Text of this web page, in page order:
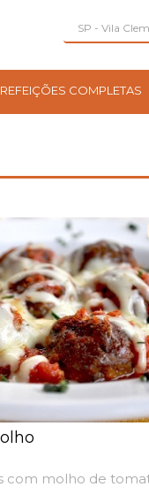
REFEIÇÕES COMPLETAS
com molho de